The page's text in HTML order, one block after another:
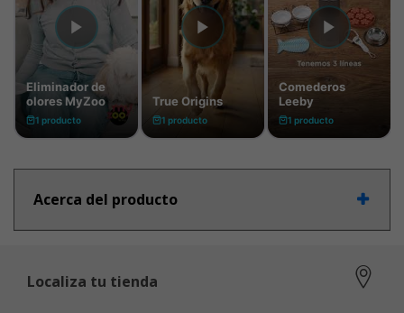
Acerca del producto
Localiza tu tienda